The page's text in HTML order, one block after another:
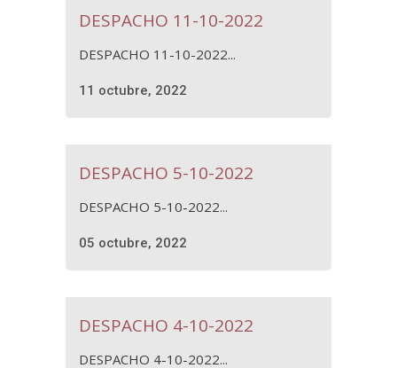
DESPACHO 11-10-2022
DESPACHO 11-10-2022...
11 octubre, 2022
DESPACHO 5-10-2022
DESPACHO 5-10-2022...
05 octubre, 2022
DESPACHO 4-10-2022
DESPACHO 4-10-2022...